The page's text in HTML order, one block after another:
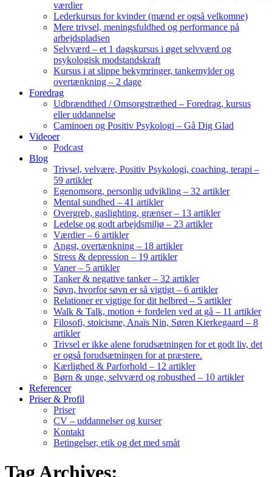
værdier
Lederkursus for kvinder (mænd er også velkomne)
Mere trivsel, meningsfuldhed og performance på
arbejdspladsen
Selvværd – et 1 dagskursus i øget selvværd og
psykologisk modstandskraft
Kursus i at slippe bekymringer, tankemylder og
overtænkning – 2 dage
Foredrag
Udbrændthed / Omsorgstræthed – Foredrag, kursus
eller uddannelse
Caminoen og Positiv Psykologi – Gå Dig Glad
Videoer
Podcast
Blog
Trivsel, velvære, Positiv Psykologi, coaching, terapi –
59 artikler
Egenomsorg, personlig udvikling – 32 artikler
Mental sundhed – 41 artikler
Overgreb, gaslighting, grænser – 13 artikler
Ledelse og godt arbejdsmiljø – 23 artikler
Værdier – 6 artikler
Angst, overtænkning – 18 artikler
Stress & depression – 19 artikler
Vaner – 5 artikler
Tanker & negative tanker – 32 artikler
Søvn, hvorfor søvn er så vigtigt – 6 artikler
Relationer er vigtige for dit helbred – 5 artikler
Walk & Talk, motion + fordelen ved at gå – 11 artikler
Filosofi, stoicisme, Anaïs Nin, Søren Kierkegaard – 8
artikler
Trivsel er ikke alene forudsætningen for et godt liv, det
er også forudsætningen for at præstere.
Kærlighed & Parforhold – 12 artikler
Børn & unge, selvværd og robusthed – 10 artikler
Referencer
Priser & Profil
Priser
CV – uddannelser og kurser
Kontakt
Betingelser, etik og det med småt
Tag Archives: